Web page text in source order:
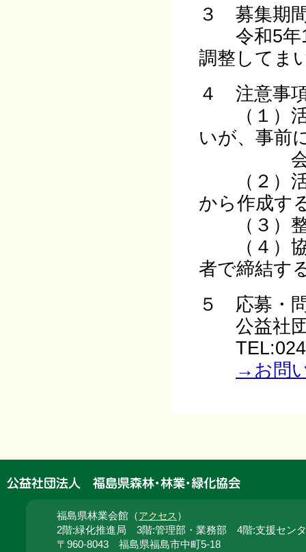
３ 募集期
令和5年
調整してま
４ 注意事
（１）活
いが、事前
会）と
（２）活
から作成す
（３）整
（４）協
者で締結す
５ 応募・
公益社団
TEL:024-
→お問
福島県林業会館（ アクセス ）
2階:緑化推進局 3階:管理部・業務部 4階:支援セン
〒960-8043 福島県福島市中町5-18